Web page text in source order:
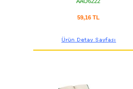
59,16 TL